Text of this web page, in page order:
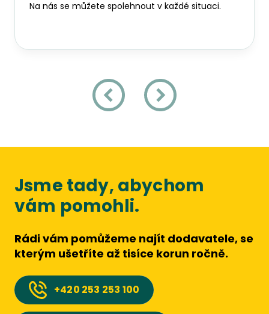
Na nás se můžete spolehnout v každé situaci.
Zpět Vpřed
Jsme tady, abychom
vám pomohli.
Rádi vám pomůžeme najít dodavatele, se
kterým ušetříte až tisíce korun ročně.
+420 253 253 100